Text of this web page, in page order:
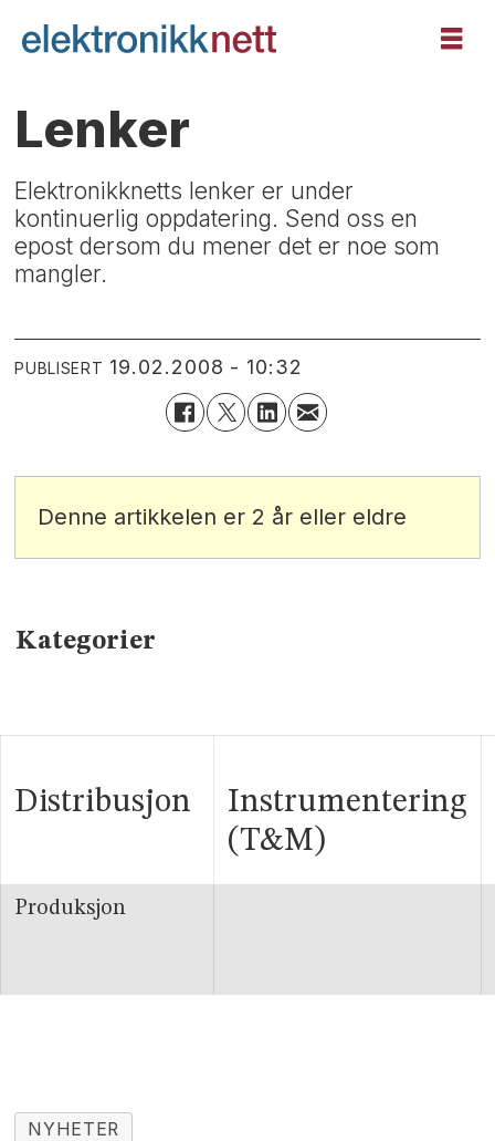
Lenker
Elektronikknetts lenker er under
kontinuerlig oppdatering. Send oss en
epost dersom du mener det er noe som
mangler.
PUBLISERT 19.02.2008 - 10:32
Denne artikkelen er 2 år eller eldre
Kategorier
Distribusjon
Instrumentering
(T&M)
Produksjon
NYHETER